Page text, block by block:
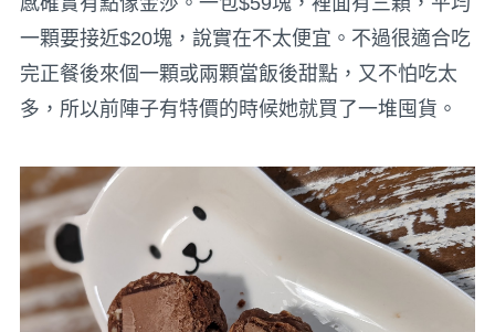
一顆要接近$20塊，說實在不太便宜。不過很適合吃
完正餐後來個一顆或兩顆當飯後甜點，又不怕吃太
多，所以前陣子有特價的時候她就買了一堆囤貨。